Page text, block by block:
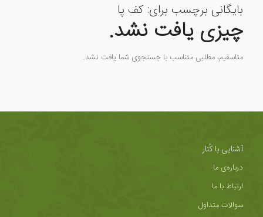
بایگانی برچسب برای: کف پا
چیزی یافت نشد.
متاسفیم، مطلبی متناسب با جستجوی شما یافت نشد.
آشنایی با کُنار
درباره‌ی ما
ارتباط با ما
سوالات متداول